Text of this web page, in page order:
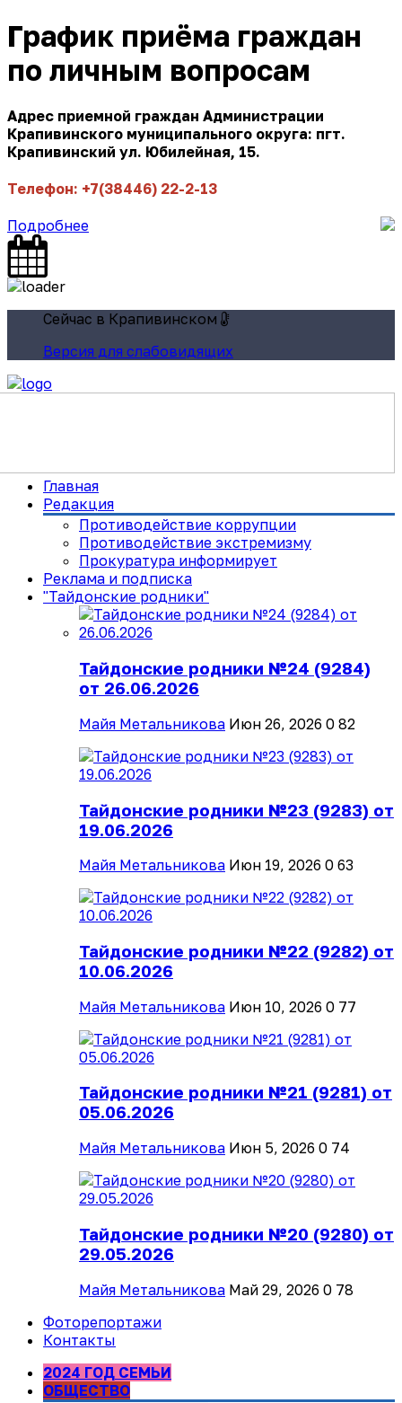
График приёма граждан
по личным вопросам
Адрес приемной граждан Администрации
Крапивинского муниципального округа: пгт.
Крапивинский ул. Юбилейная, 15.
Телефон: +7(38446) 22-2-13
Подробнее
Сейчас в Крапивинском
Версия для слабовидящих
Главная
Редакция
Противодействие коррупции
Противодействие экстремизму
Прокуратура информирует
Реклама и подписка
"Тайдонские родники"
Тайдонские родники №24 (9284)
от 26.06.2026
Майя Метальникова Июн 26, 2026 0 82
Тайдонские родники №23 (9283) от
19.06.2026
Майя Метальникова Июн 19, 2026 0 63
Тайдонские родники №22 (9282) от
10.06.2026
Майя Метальникова Июн 10, 2026 0 77
Тайдонские родники №21 (9281) от
05.06.2026
Майя Метальникова Июн 5, 2026 0 74
Тайдонские родники №20 (9280) от
29.05.2026
Майя Метальникова Май 29, 2026 0 78
Фоторепортажи
Контакты
2024 ГОД СЕМЬИ
ОБЩЕСТВО